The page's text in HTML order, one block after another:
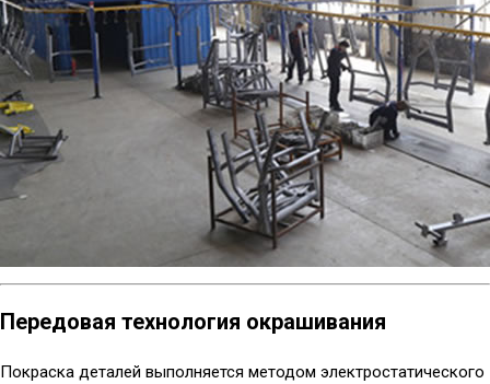
Передовая технология окрашивания
Покраска деталей выполняется методом электростатического